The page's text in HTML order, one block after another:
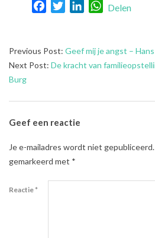
FacebookTwitterLinkedInWhatsApp
Delen
2022-
12-
13
Previous Post: Geef mij je angst –
Next Post: De kracht van
Burg
Geef een reactie
Je e-mailadres wordt niet gepubliceerd.
gemarkeerd met *
Reactie*